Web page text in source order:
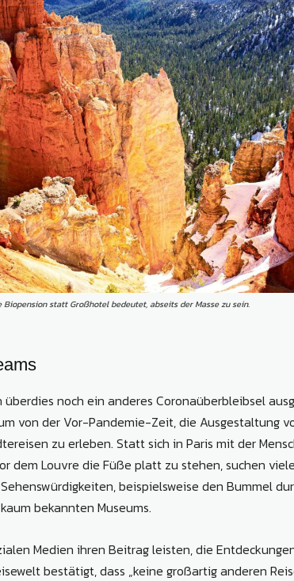
statt Großhotel bedeutet, abseits der Masse zu sein.
noch ein anderes Coronaüberbleibsel
von der Vor-Pandemie-Zeit, die Ausgestaltung
zu erleben. Statt sich in Paris mit der
dem Louvre die Füße platt zu stehen, suchen
beispielsweise den Bummel
bekannten Museums.
Medien ihren Beitrag leisten, die
bestätigt, dass „keine großartig anderen